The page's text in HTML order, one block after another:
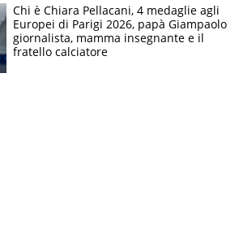
Chi è Chiara Pellacani, 4 medaglie agli
Europei di Parigi 2026, papà Giampaolo
giornalista, mamma insegnante e il
fratello calciatore